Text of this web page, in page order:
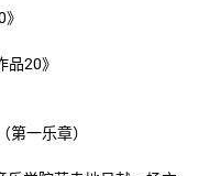
20》
一乐章）